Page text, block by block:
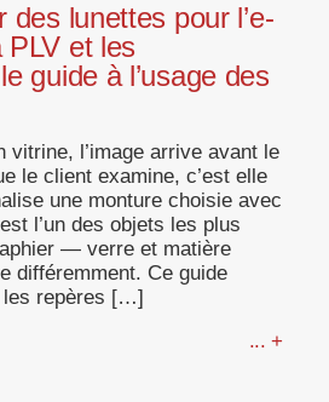
des lunettes pour l’e-
et les
guide à l’usage des
vitrine, l’image arrive avant le
le client examine, c’est elle
une monture choisie avec
l’un des objets les plus
— verre et matière
différemment. Ce guide
repères […]
... +